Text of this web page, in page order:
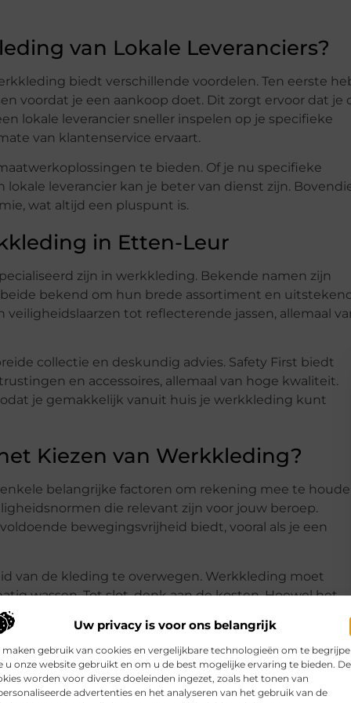
Uw privacy is voor ons belangrijk
maken gebruik van cookies en vergelijkbare technologieën om te
u onze website gebruikt en om u de best mogelijke ervaring te bieden.
worden voor diverse doeleinden ingezet, zoals het tonen van
advertenties en het analyseren van het gebruik van de
van Lokale Leveranciers?
biedt verschillende voordelen. Ten eerste
voordat je een aankoop doet. Dit zorgt ervoor dat je
lokale leverancier sneller inspelen op je specifieke
van klantenservice ervaart.
te bieden. Of je nu specifieke
lokale leverancier kan je beter van dienst zijn.
wat altijd een pluspunt is.
in Etten-Leur
zijn in werkkleding. Bekende namen zijn
bekend om hun brede assortiment en
veiligheidslaarzen tot reflecterende jassen, allemaal
collectie en deskundig advies. Safety First biedt
en accessoires, allemaal van hoge kwaliteit.
je gemakkelijk vanuit huis je werkkleding kunt
Kiezen van Werkkleding?
belangrijke factoren om rekening mee te
die relevant zijn voor jouw beroep.
bewegingsvrijheid biedt, vooral als je een
van de kleding te overwegen. Werkkleding moet
wassen. Tot slot, denk aan de kosten. Hoewel het
gaan, is het vaak kosteneffectiever om te investeren
Werkkleding